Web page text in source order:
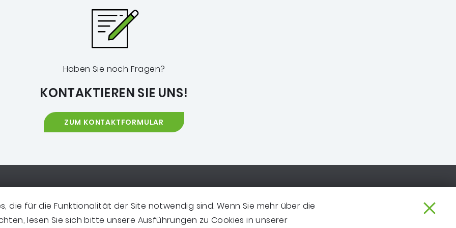
die für die Funktionalität der Site notwendig sind. Wenn Sie mehr über die
lesen Sie sich bitte unsere Ausführungen zu Cookies in unserer
Haben Sie noch Fragen?
KONTAKTIEREN SIE UNS!
ZUM KONTAKTFORMULAR
Navigation
ERREICHEN SIE UNS EXTRANET
IMPRESSUM
LEICHTE SPRACHE